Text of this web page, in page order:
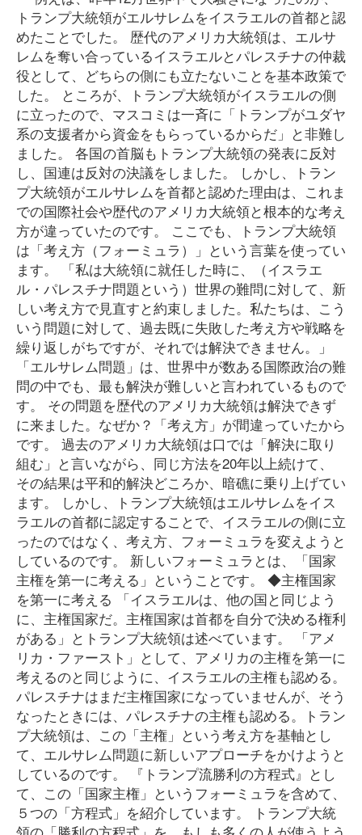
トランプ大統領がエルサレムをイスラエルの首都と認
めたことでした。 歴代のアメリカ大統領は、エルサ
レムを奪い合っているイスラエルとパレスチナの仲裁
役として、どちらの側にも立たないことを基本政策で
した。 ところが、トランプ大統領がイスラエルの側
に立ったので、マスコミは一斉に「トランプがユダヤ
系の支援者から資金をもらっているからだ」と非難し
ました。 各国の首脳もトランプ大統領の発表に反対
し、国連は反対の決議をしました。 しかし、トラン
プ大統領がエルサレムを首都と認めた理由は、これま
での国際社会や歴代のアメリカ大統領と根本的な考え
方が違っていたのです。 ここでも、トランプ大統領
は「考え方（フォーミュラ）」という言葉を使ってい
ます。 「私は大統領に就任した時に、（イスラエ
ル・パレスチナ問題という）世界の難問に対して、新
しい考え方で見直すと約束しました。私たちは、こう
いう問題に対して、過去既に失敗した考え方や戦略を
繰り返しがちですが、それでは解決できません。」
「エルサレム問題」は、世界中が数ある国際政治の難
問の中でも、最も解決が難しいと言われているもので
す。 その問題を歴代のアメリカ大統領は解決できず
に来ました。なぜか？「考え方」が間違っていたから
です。 過去のアメリカ大統領は口では「解決に取り
組む」と言いながら、同じ方法を20年以上続けて、
その結果は平和的解決どころか、暗礁に乗り上げてい
ます。 しかし、トランプ大統領はエルサレムをイス
ラエルの首都に認定することで、イスラエルの側に立
ったのではなく、考え方、フォーミュラを変えようと
しているのです。 新しいフォーミュラとは、「国家
主権を第一に考える」ということです。 ◆主権国家
を第一に考える 「イスラエルは、他の国と同じよう
に、主権国家だ。主権国家は首都を自分で決める権利
がある」とトランプ大統領は述べています。 「アメ
リカ・ファースト」として、アメリカの主権を第一に
考えるのと同じように、イスラエルの主権も認める。
パレスチナはまだ主権国家になっていませんが、そう
なったときには、パレスチナの主権も認める。トラン
プ大統領は、この「主権」という考え方を基軸とし
て、エルサレム問題に新しいアプローチをかけようと
しているのです。 『トランプ流勝利の方程式』とし
て、この「国家主権」というフォーミュラを含めて、
５つの「方程式」を紹介しています。 トランプ大統